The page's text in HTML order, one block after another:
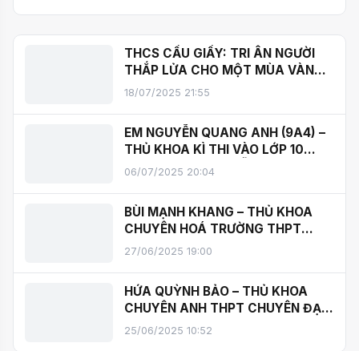
THCS CẦU GIẤY: TRI ÂN NGƯỜI
THẮP LỬA CHO MỘT MÙA VÀNG
RỰC RỠ
18/07/2025 21:55
EM NGUYỄN QUANG ANH (9A4) –
THỦ KHOA KÌ THI VÀO LỚP 10
THPT NĂM 2025 ĐỖ 6 NGUYỆN
06/07/2025 20:04
BÙI MẠNH KHANG – THỦ KHOA
CHUYÊN HOÁ TRƯỜNG THPT
CHUYÊN ĐẠI HỌC SƯ PHẠM
27/06/2025 19:00
HỨA QUỲNH BẢO – THỦ KHOA
CHUYÊN ANH THPT CHUYÊN ĐẠI
HỌC SƯ PHẠM
25/06/2025 10:52